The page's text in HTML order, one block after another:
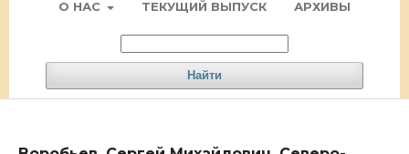
О НАС ТЕКУЩИЙ ВЫПУСК АРХИВЫ
Найти